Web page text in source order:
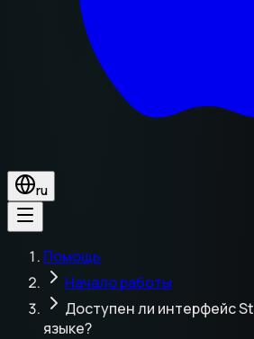
ru
Помощь
Начало работы
Доступен ли интерфейс
языке?